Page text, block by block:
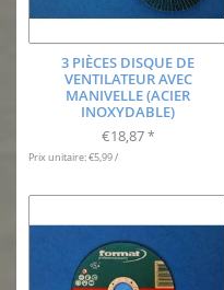
3 PIÈCES DISQUE DE
VENTILATEUR AVEC
MANIVELLE (ACIER
INOXYDABLE)
€18,87 *
Prix unitaire: €5,99 /